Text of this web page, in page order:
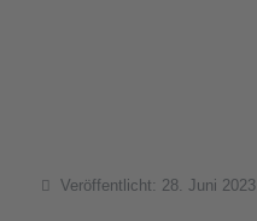
Details
Veröffentlicht: 28. Juni 2023